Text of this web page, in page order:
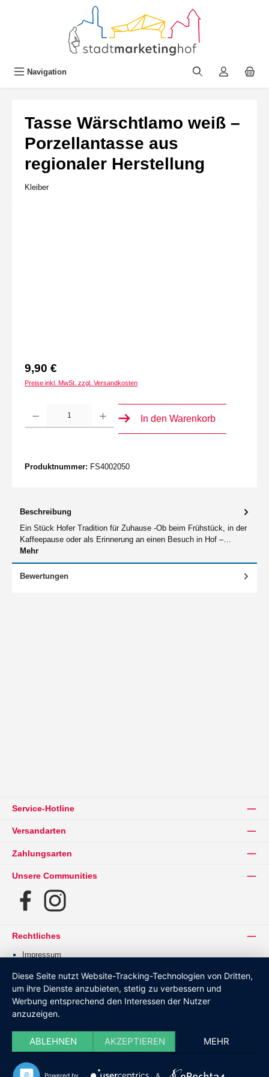
Navigation
Tasse Wärschtlamo weiß –
Porzellantasse aus
regionaler Herstellung
Kleiber
9,90 €
Preise inkl. MwSt. zzgl. Versandkosten
In den Warenkorb
Produktnummer: FS4002050
Beschreibung
Ein Stück Hofer Tradition für Zuhause -Ob beim Frühstück, in der
Kaffeepause oder als Erinnerung an einen Besuch in Hof –…
Mehr
Bewertungen
Service-Hotline
Versandarten
Zahlungsarten
Unsere Communities
FacebookInstagram
Rechtliches
Impressum
Barrierefreiheit
AGB
Widerruf
Diese Seite nutzt Website-Tracking-Technologien von Dritten,
um ihre Dienste anzubieten, stetig zu verbessern und
Werbung entsprechend den Interessen der Nutzer
anzuzeigen.
ABLEHNEN AKZEPTIEREN MEHR
Powered by &